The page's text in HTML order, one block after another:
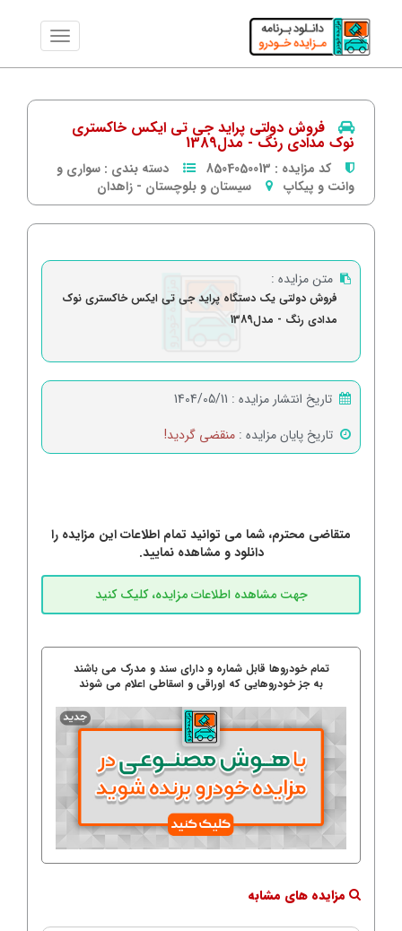
فروش دولتی پراید جی تی ایکس خاکستری
نوک مدادی رنگ - مدل1389
کد مزایده : 8504050013 دسته بندی : سواری و
وانت و پیکاپ
سیستان و بلوچستان - زاهدان
متن مزایده :
فروش دولتی یک دستگاه پراید جی تی ایکس خاکستری نوک
مدادی رنگ - مدل1389
تاریخ انتشار مزایده : 1404/05/11
تاریخ پایان مزایده : منقضی گردید!
متقاضی محترم، شما می توانید تمام اطلاعات این مزایده را
دانلود و مشاهده نمایید.
تمام خودروها قابل شماره و دارای سند و مدرک می باشند
به جز خودروهایی که اوراقی و اسقاطی اعلام می شوند
مزایده های مشابه